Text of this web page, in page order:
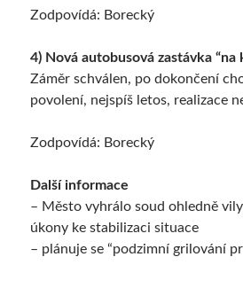
Zodpovídá: Borecký
4) Nová autobusová zastávka “na
Záměr schválen, po dokončení
povolení, nejspíš letos, realizace
Zodpovídá: Borecký
Další informace
– Město vyhrálo soud ohledně
úkony ke stabilizaci situace
– plánuje se “podzimní grilování